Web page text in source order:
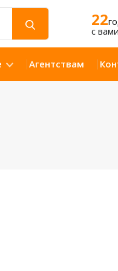
22
c вами
Агентствам